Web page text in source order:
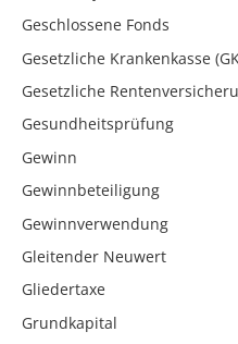
Geschlossene Fonds
Gesetzliche Krankenkasse
Gesetzliche
Gesundheitsprüfung
Gewinn
Gewinnbeteiligung
Gewinnverwendung
Gleitender Neuwert
Gliedertaxe
Grundkapital